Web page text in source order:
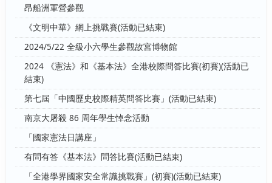
昂船洲軍營參觀
《文明中華》網上挑戰賽(活動已結束)
2024/5/22 全級小六學生參觀故宮博物館
2024 《憲法》和《基本法》全港校際問答比賽(初賽)(活動已
結束)
第七屆「中國歷史校際精英問答比賽」(活動已結束)
南京大屠殺 86 周年學生悼念活動
「國家憲法日講座」
有問有答《基本法》問答比賽(活動已結束)
「全港學界國家安全常識挑戰賽」(初賽)(活動已結束)